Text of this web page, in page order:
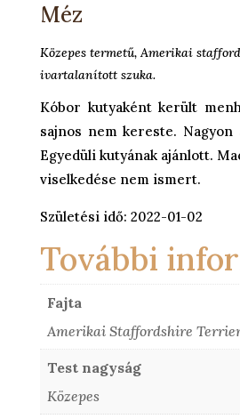
Méz
Közepes termetű, Amerikai
ivartalanított szuka.
Kóbor kutyaként került
sajnos nem kereste. Nagyon
Egyedüli kutyának ajánlott.
viselkedése nem ismert.
Születési idő: 2022-01-02
További
Fajta
Amerikai Staffordshire
Test nagyság
Közepes